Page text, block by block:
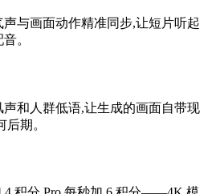
与画面动作精准同步,让短片听起
。
和人群低语,让生成的画面自带现
期。